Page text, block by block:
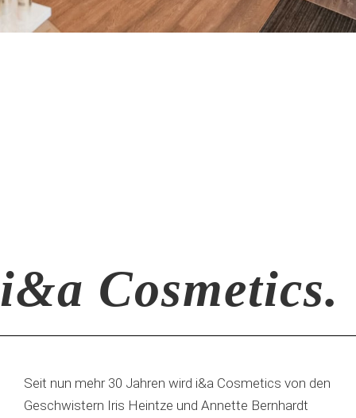
i&a Cosmetics.
Seit nun mehr 30 Jahren wird i&a Cosmetics von den
Geschwistern Iris Heintze und Annette Bernhardt